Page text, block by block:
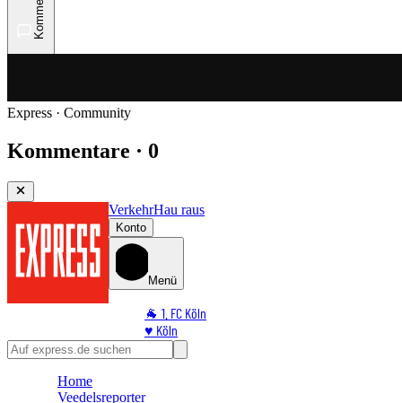
Express · Community
Kommentare · 0
VerkehrHau raus
Konto
Menü
🐐 1. FC Köln
♥️ Köln
⭐ Promi
🛒 Shoppingwelt
Home
Veedelsreporter